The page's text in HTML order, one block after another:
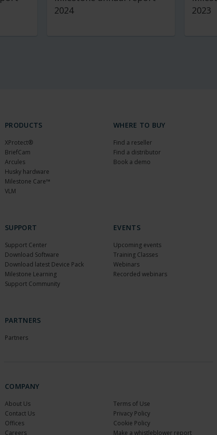
2024
2023
PRODUCTS
XProtect®
BriefCam
Arcules
Husky hardware
Milestone Care™
VLM
WHERE TO BUY
Find a reseller
Find a distributor
Book a demo
SUPPORT
Support Center
Download Software
Download latest Device Pack
Milestone Learning
Support Community
EVENTS
Upcoming events
Training Classes
Webinars
Recorded webinars
PARTNERS
Partners
COMPANY
About Us
Contact Us
Offices
Careers
Terms of Use
Privacy Policy
Cookie Policy
Make a whistleblower report